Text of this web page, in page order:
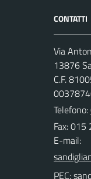
CONTATTI
Via
13876
C.F.
Telefono:
Fax:
E-mail:
PEC: